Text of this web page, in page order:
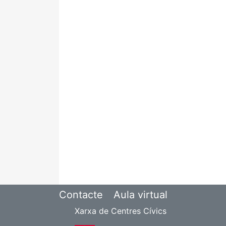
Contacte Aula virtual
Xarxa de Centres Cívics